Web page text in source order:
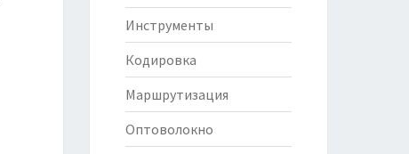
Инструменты
Кодировка
Маршрутизация
Оптоволокно